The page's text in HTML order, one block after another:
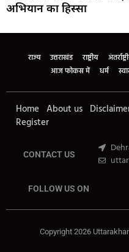
अभियान का हिस्सा
राज्य उत्तराखंड राष्ट्रीय
आज फोकस में
धर्म
Home About us
Register
CONTACT US
FOLLOW US ON
Copyright 2026